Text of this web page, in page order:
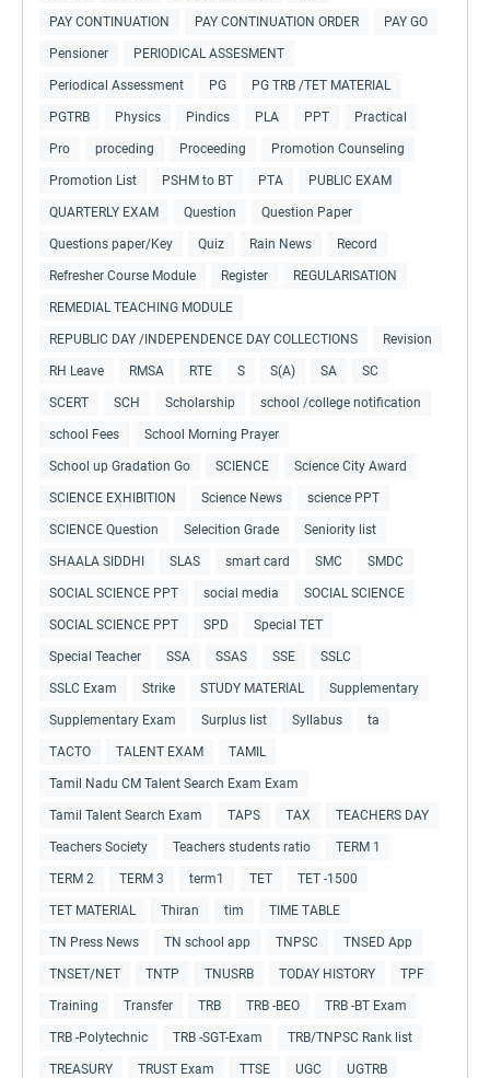
PAY CONTINUATION PAY CONTINUATION ORDER PAY GO
Pensioner PERIODICAL ASSESMENT
Periodical Assessment PG PG TRB /TET MATERIAL
PGTRB Physics Pindics PLA PPT Practical
Pro proceding Proceeding Promotion Counseling
Promotion List PSHM to BT PTA PUBLIC EXAM
QUARTERLY EXAM Question Question Paper
Questions paper/Key Quiz Rain News Record
Refresher Course Module Register REGULARISATION
REMEDIAL TEACHING MODULE
REPUBLIC DAY /INDEPENDENCE DAY COLLECTIONS Revision
RH Leave RMSA RTE S S(A) SA SC
SCERT SCH Scholarship school /college notification
school Fees School Morning Prayer
School up Gradation Go SCIENCE Science City Award
SCIENCE EXHIBITION Science News science PPT
SCIENCE Question Selecition Grade Seniority list
SHAALA SIDDHI SLAS smart card SMC SMDC
SOCIAL SCIENCE PPT social media SOCIAL SCIENCE
SOCIAL SCIENCE PPT SPD Special TET
Special Teacher SSA SSAS SSE SSLC
SSLC Exam Strike STUDY MATERIAL Supplementary
Supplementary Exam Surplus list Syllabus ta
TACTO TALENT EXAM TAMIL
Tamil Nadu CM Talent Search Exam Exam
Tamil Talent Search Exam TAPS TAX TEACHERS DAY
Teachers Society Teachers students ratio TERM 1
TERM 2 TERM 3 term1 TET TET -1500
TET MATERIAL Thiran tim TIME TABLE
TN Press News TN school app TNPSC TNSED App
TNSET/NET TNTP TNUSRB TODAY HISTORY TPF
Training Transfer TRB TRB -BEO TRB -BT Exam
TRB -Polytechnic TRB -SGT-Exam TRB/TNPSC Rank list
TREASURY TRUST Exam TTSE UGC UGTRB